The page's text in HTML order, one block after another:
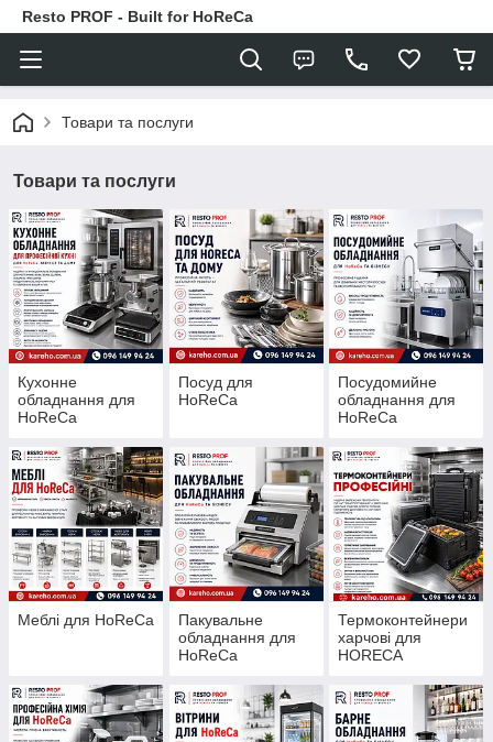
Resto PROF - Built for HoReCa
Товари та послуги
Товари та послуги
Кухонне
обладнання для
HoReCa
Посуд для
HoReCa
Посудомийне
обладнання для
HoReCa
Меблі для HoReCa
Пакувальне
обладнання для
HoReCa
Термоконтейнери
харчові для
HORECA